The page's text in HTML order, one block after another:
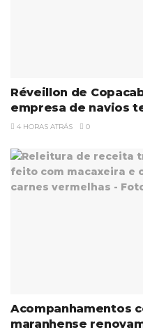
Réveillon de
empresa de navios
4 HORAS ATRÁS 0
Acompanhamentos
maranhense